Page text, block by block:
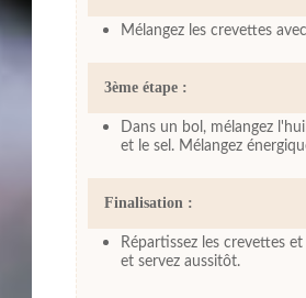
Mélangez les crevettes
3ème étape :
Dans un bol, mélangez
et le sel. Mélangez
Finalisation :
Répartissez les crevettes
et servez aussitôt.